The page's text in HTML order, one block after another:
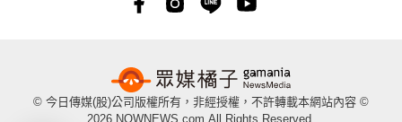
© 今日傳媒(股)公司版權所有，非經授權，不許轉載本網站內容 ©
2026 NOWNEWS.com.All Rights Reserved.